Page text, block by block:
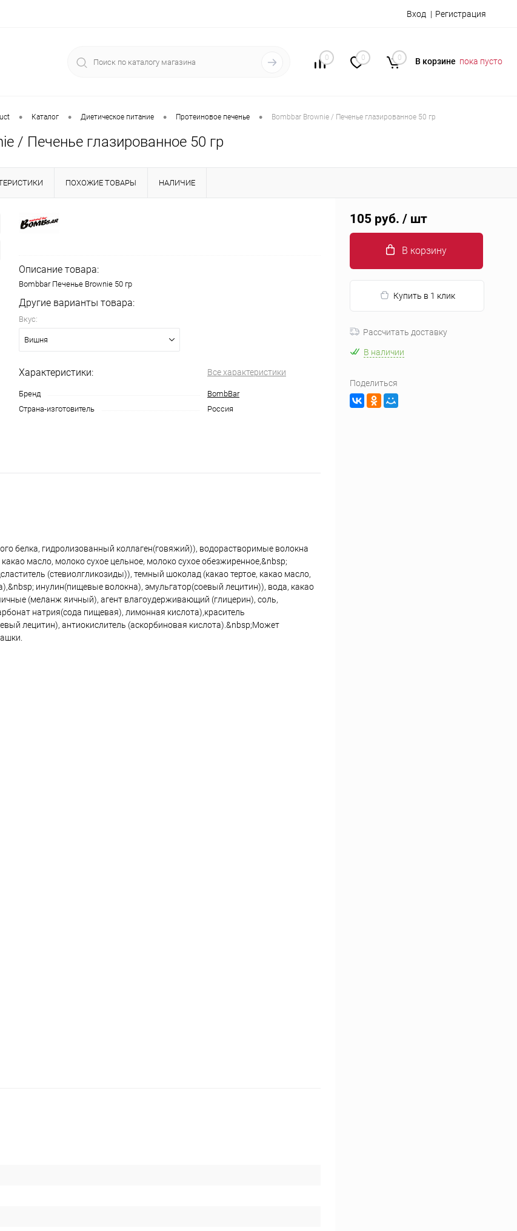
Вход Регистрация
0 0 0 В корзине пока пусто
• Каталог • Диетическое питание • Протеиновое печенье • Bombbar Brownie / Печенье глазированное 50 гр
/ Печенье глазированное 50 гр
ПОХОЖИЕ ТОВАРЫ НАЛИЧИЕ
Описание товара:
Bombbar Печенье Brownie 50 гр
Другие варианты товара:
Вкус:
Вишня
Характеристики: Все характеристики
Бренд
BombBar
Страна-изготовитель
Россия
белка, гидролизованный коллаген(говяжий)), водорастворимые волокна
масло, молоко сухое цельное, молоко сухое обезжиренное,&nbsp;
(стевиолгликозиды)), темный шоколад (какао тертое, какао масло,
инулин(пищевые волокна), эмульгатор(соевый лецитин)), вода, какао
(меланж яичный), агент влагоудерживающий (глицерин), соль,
натрия(сода пищевая), лимонная кислота),краситель
лецитин), антиокислитель (аскорбиновая кислота).&nbsp;Может
105 руб. / шт
В корзину
Купить в 1 клик
Рассчитать доставку
В наличии
Поделиться